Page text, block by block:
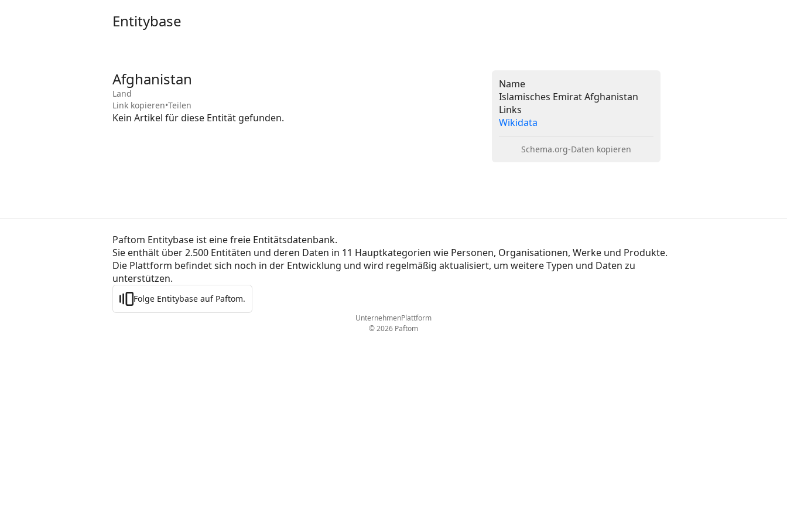
Entitybase
Afghanistan
Land
Link kopieren•Teilen
Kein Artikel für diese Entität gefunden.
Name
Islamisches Emirat Afghanistan
Links
Wikidata
Schema.org-Daten kopieren
Paftom Entitybase ist eine freie Entitätsdatenbank.
Sie enthält über 2.500 Entitäten und deren Daten in 11 Hauptkategorien wie Personen, Organisationen, Werke und Produkte.
Die Plattform befindet sich noch in der Entwicklung und wird regelmäßig aktualisiert, um weitere Typen und Daten zu
unterstützen.
Folge Entitybase auf Paftom.
UnternehmenPlattform
© 2026 Paftom